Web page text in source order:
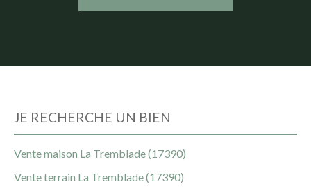
JE RECHERCHE UN BIEN
Vente maison La Tremblade (17390)
Vente terrain La Tremblade (17390)